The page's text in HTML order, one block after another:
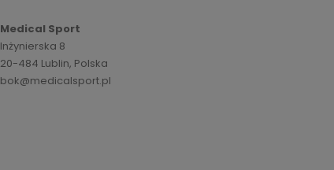
Medical Sport
Inżynierska 8
20-484 Lublin, Polska
bok@medicalsport.pl